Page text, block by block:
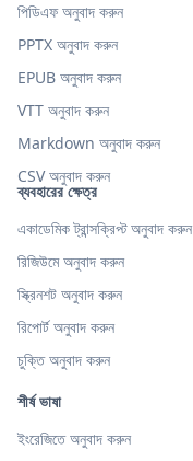
ব্যবহারের ক্ষেত্র
একাডেমিক ট্রান্সক্রিপ্ট অনুবাদ করুন
রিজিউমে অনুবাদ করুন
স্ক্রিনশট অনুবাদ করুন
রিপোর্ট অনুবাদ করুন
চুক্তি অনুবাদ করুন
শীর্ষ ভাষা
ইংরেজিতে অনুবাদ করুন
পিডিএফ অনুবাদ করুন
PPTX অনুবাদ করুন
EPUB অনুবাদ করুন
VTT অনুবাদ করুন
Markdown অনুবাদ করুন
CSV অনুবাদ করুন